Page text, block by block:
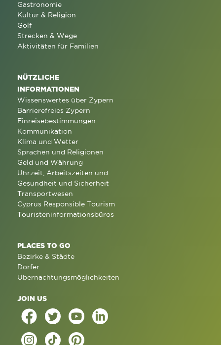
Gastronomie
Kultur & Religion
Golf
Strecken & Wege
Aktivitäten für Familien
NÜTZLICHE
INFORMATIONEN
Wissenswertes über Zypern
Barrierefreies Zypern
Einreisebestimmungen
Kommunikation
Klima und Wetter
Sprachen und Religionen
Geld und Währung
Uhrzeit, Arbeitszeiten und
Gesundheit und Sicherheit
Transportwesen
Cyprus Responsible Tourism
Touristeninformationsbüros
PLACES TO GO
Bezirke & Städte
Dörfer
Übernachtungsmöglichkeiten
JOIN US